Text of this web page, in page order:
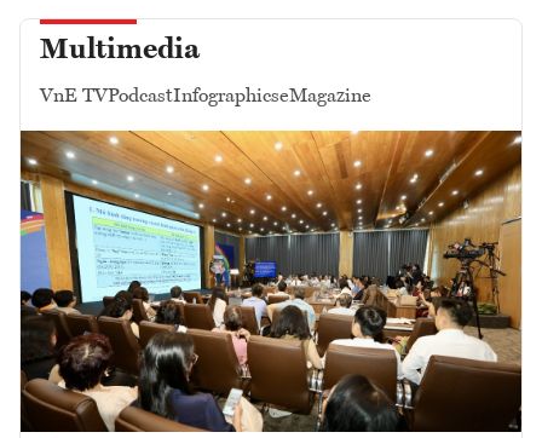
Multimedia
VnE TVPodcastInfographicseMagazine